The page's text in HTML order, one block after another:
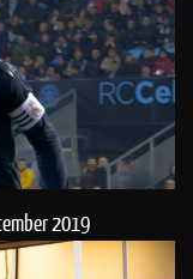
2019